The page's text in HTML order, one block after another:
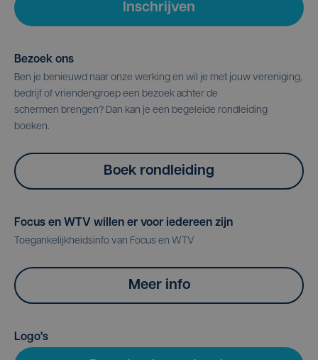
Inschrijven
Bezoek ons
Ben je benieuwd naar onze werking en wil je met jouw vereniging,
bedrijf of vriendengroep een bezoek achter de
schermen brengen? Dan kan je een begeleide rondleiding
boeken.
Boek rondleiding
Focus en WTV willen er voor iedereen zijn
Toegankelijkheidsinfo van Focus en WTV
Meer info
Logo's